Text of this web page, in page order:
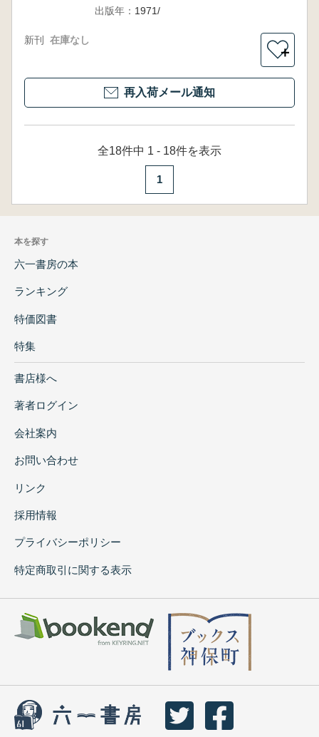
出版年： 1971/
新刊 在庫なし
＋
再入荷メール通知
全18件中 1 - 18件を表示
1
本を探す
六一書房の本
ランキング
特価図書
特集
書店様へ
著者ログイン
会社案内
お問い合わせ
リンク
採用情報
プライバシーポリシー
特定商取引に関する表示